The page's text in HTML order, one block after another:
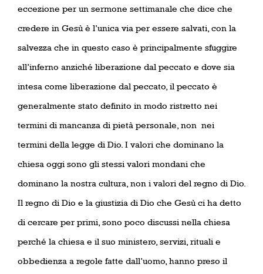
eccezione per un sermone settimanale che dice che
credere in Gesù è l’unica via per essere salvati, con la
salvezza che in questo caso è principalmente sfuggire
all’inferno anziché liberazione dal peccato e dove sia
intesa come liberazione dal peccato, il peccato è
generalmente stato definito in modo ristretto nei
termini di mancanza di pietà personale, non nei
termini della legge di Dio. I valori che dominano la
chiesa oggi sono gli stessi valori mondani che
dominano la nostra cultura, non i valori del regno di Dio.
Il regno di Dio e la giustizia di Dio che Gesù ci ha detto
di cercare per primi, sono poco discussi nella chiesa
perché la chiesa e il suo ministero, servizi, rituali e
obbedienza a regole fatte dall’uomo, hanno preso il